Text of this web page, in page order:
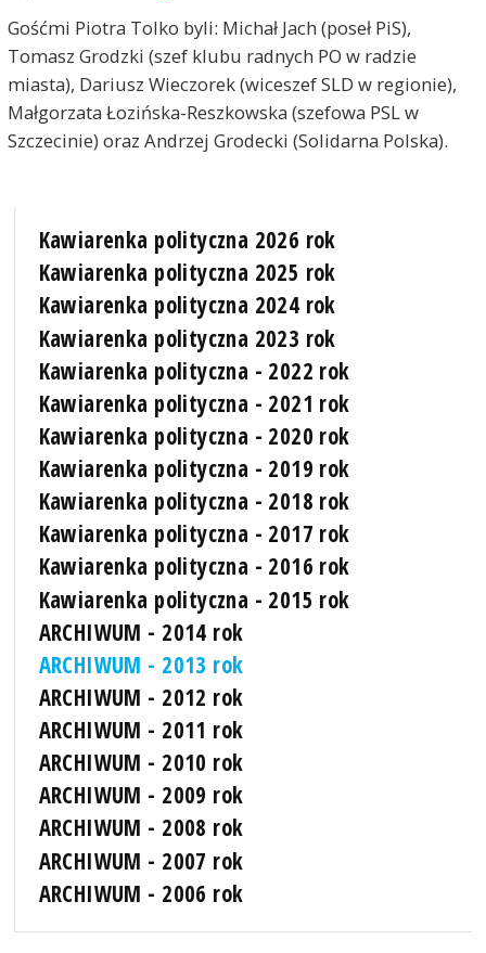
Gośćmi Piotra Tolko byli: Michał Jach (poseł PiS),
Tomasz Grodzki (szef klubu radnych PO w radzie
miasta), Dariusz Wieczorek (wiceszef SLD w regionie),
Małgorzata Łozińska-Reszkowska (szefowa PSL w
Szczecinie) oraz Andrzej Grodecki (Solidarna Polska).
Kawiarenka polityczna 2026 rok
Kawiarenka polityczna 2025 rok
Kawiarenka polityczna 2024 rok
Kawiarenka polityczna 2023 rok
Kawiarenka polityczna - 2022 rok
Kawiarenka polityczna - 2021 rok
Kawiarenka polityczna - 2020 rok
Kawiarenka polityczna - 2019 rok
Kawiarenka polityczna - 2018 rok
Kawiarenka polityczna - 2017 rok
Kawiarenka polityczna - 2016 rok
Kawiarenka polityczna - 2015 rok
ARCHIWUM - 2014 rok
ARCHIWUM - 2013 rok
ARCHIWUM - 2012 rok
ARCHIWUM - 2011 rok
ARCHIWUM - 2010 rok
ARCHIWUM - 2009 rok
ARCHIWUM - 2008 rok
ARCHIWUM - 2007 rok
ARCHIWUM - 2006 rok